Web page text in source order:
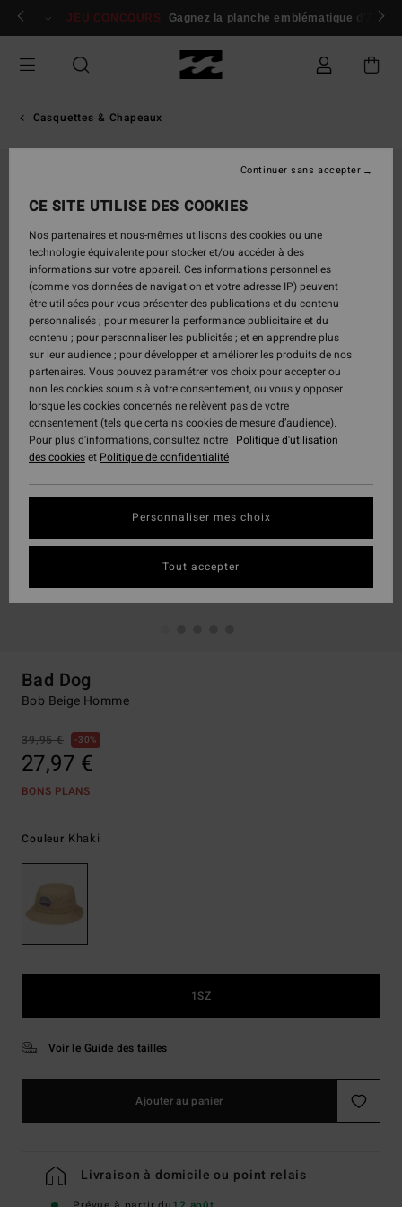
Passer
Se connecter / s'inscrire
JEU CONCOURS Gagnez la planche emblématique d'Andy
Casquettes & Chapeaux
Bad Dog
Bob Beige Homme
39,95 € 30%
27,97 €
BONS PLANS
Couleur Khaki
1SZ
Voir le Guide des tailles
Ajouter au panier
Livraison à domicile ou point relais
CE SITE UTILISE DES COOKIES
Nos partenaires et nous-mêmes utilisons des cookies ou une
technologie équivalente pour stocker et/ou accéder à des
informations sur votre appareil. Ces informations personnelles
(comme vos données de navigation et votre adresse IP) peuvent
être utilisées pour vous présenter des publications et du contenu
personnalisés ; pour mesurer la performance publicitaire et du
contenu ; pour personnaliser les publicités ; et en apprendre plus
sur leur audience ; pour développer et améliorer les produits de nos
partenaires. Vous pouvez paramétrer vos choix pour accepter ou
non les cookies soumis à votre consentement, ou vous y opposer
lorsque les cookies concernés ne relèvent pas de votre
consentement (tels que certains cookies de mesure d’audience).
Pour plus d'informations, consultez notre : Politique d'utilisation
des cookieset Politique de confidentialité
Personnaliser mes choix
Continuer sans accepter
Tout accepter